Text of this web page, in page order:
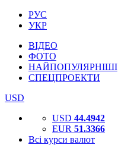
РУС
УКР
ВІДЕО
ФОТО
НАЙПОПУЛЯРНІШІ
СПЕЦПРОЕКТИ
USD
USD 44.4942
EUR 51.3366
Всі курси валют